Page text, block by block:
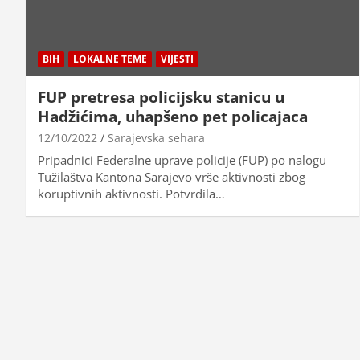
BIH LOKALNE TEME VIJESTI
FUP pretresa policijsku stanicu u
Hadžićima, uhapšeno pet policajaca
12/10/2022 Sarajevska sehara
Pripadnici Federalne uprave policije (FUP) po nalogu
Tužilaštva Kantona Sarajevo vrše aktivnosti zbog
koruptivnih aktivnosti. Potvrdila…